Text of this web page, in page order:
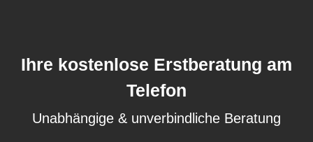
Ihre kostenlose Erstberatung am
Telefon
Unabhängige & unverbindliche Beratung